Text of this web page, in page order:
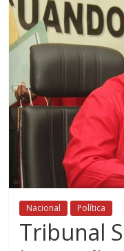
Nacional Política
Tribunal